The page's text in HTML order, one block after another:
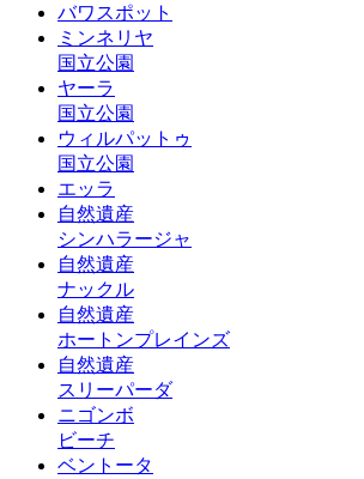
バワスポット
ミンネリヤ
国立公園
ヤーラ
国立公園
ウィルパットゥ
国立公園
エッラ
自然遺産
シンハラージャ
自然遺産
ナックル
自然遺産
ホートンプレインズ
自然遺産
スリーパーダ
ニゴンボ
ビーチ
ベントータ